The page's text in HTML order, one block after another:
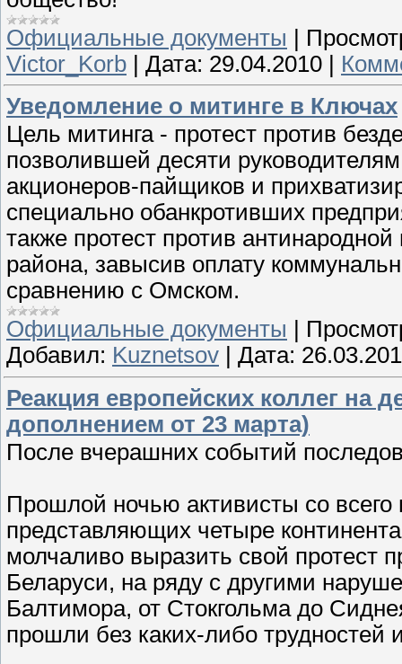
Официальные документы |
Victor_Korb | Дата: 29.04.2010 |
Уведомление о митинге в Ключах
Цель митинга - протест против
позволившей десяти
акционеров-пайщиков и
специально обанкротивших
также протест против
района, завысив оплату
сравнению с Омском.
Официальные документы
Добавил: Kuznetsov Дата:
Реакция европейских коллег на
дополнением от 23 марта)
После вчерашних событий
Прошлой ночью активисты со
представляющих четыре
молчаливо выразить свой протест
Беларуси, на ряду с другими
Балтимора, от Стокгольма до
прошли без каких-либо трудностей